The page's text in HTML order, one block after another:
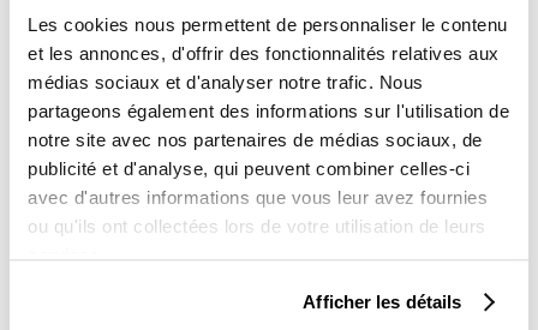
Les cookies nous permettent de personnaliser le contenu
et les annonces, d'offrir des fonctionnalités relatives aux
médias sociaux et d'analyser notre trafic. Nous
partageons également des informations sur l'utilisation de
notre site avec nos partenaires de médias sociaux, de
publicité et d'analyse, qui peuvent combiner celles-ci
avec d'autres informations que vous leur avez fournies
ou qu'ils ont collectées lors de votre utilisation de leurs
services.
Afficher les détails
-10%
Sur l'ensemble de votre commande
Vous souhaitez en profiter :